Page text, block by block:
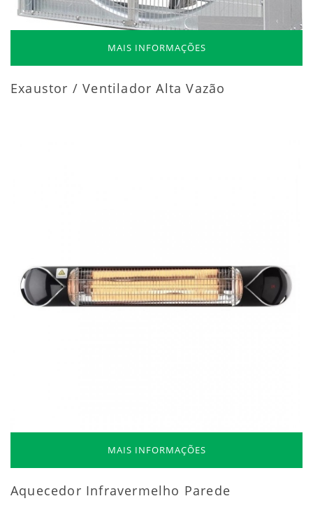
MAIS INFORMAÇÕES
Exaustor / Ventilador Alta Vazão
MAIS INFORMAÇÕES
Aquecedor Infravermelho Parede